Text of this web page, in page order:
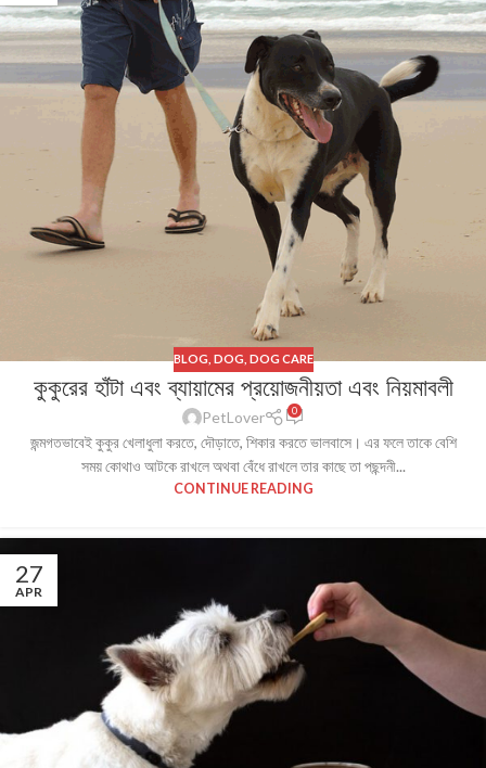
BLOG DOG DOG CARE
কুকুরের হাঁটা এবং ব্যায়ামের প্রয়োজনীয়তা এবং নিয়মাবলী
PetLover 0
জন্মগতভাবেই কুকুর খেলাধুলা করতে, দৌড়াতে, শিকার করতে ভালবাসে। এর ফলে তাকে বেশি
সময় কোথাও আটকে রাখলে অথবা বেঁধে রাখলে তার কাছে তা পছন্দনী...
CONTINUE READING
27
APR